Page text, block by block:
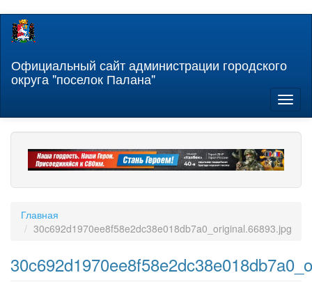
Перейти
содержанию
Официальный сайт администрации городского
округа "поселок Палана"
Главная
30c692d1970ee8f58e2dc38e018db7a0_original.66893.jpg